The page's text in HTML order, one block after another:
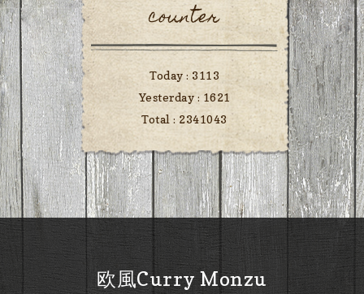
counter
Today : 3113
Yesterday : 1621
Total : 2341043
欧風Curry Monzu